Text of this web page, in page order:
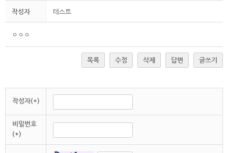
작성자 테스트
ㅇㅇㅇ
목록 수정 삭제 답변 글쓰기
작성자(*)
비밀번호
(*)